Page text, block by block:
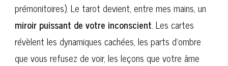
prémonitoires). Le tarot devient, entre mes mains, un
miroir puissant de votre inconscient. Les cartes
révèlent les dynamiques cachées, les parts d’ombre
que vous refusez de voir, les leçons que votre âme